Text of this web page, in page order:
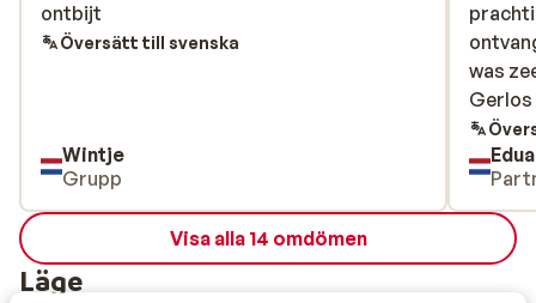
ontbijt
ontbijt
Översätt till svenska
Wintje
Grupp
was
was
Visa alla 14 omdömen
Läge